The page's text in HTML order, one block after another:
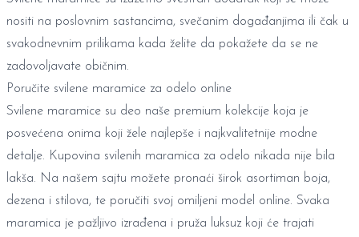
nositi na poslovnim sastancima, svečanim događanjima ili čak u
svakodnevnim prilikama kada želite da pokažete da se ne
zadovoljavate običnim.
Poručite svilene maramice za odelo online
Svilene maramice su deo naše premium kolekcije koja je
posvećena onima koji žele najlepše i najkvalitetnije modne
detalje. Kupovina svilenih maramica za odelo nikada nije bila
lakša. Na našem sajtu možete pronaći širok asortiman boja,
dezena i stilova, te poručiti svoj omiljeni model online. Svaka
maramica je pažljivo izrađena i pruža luksuz koji će trajati